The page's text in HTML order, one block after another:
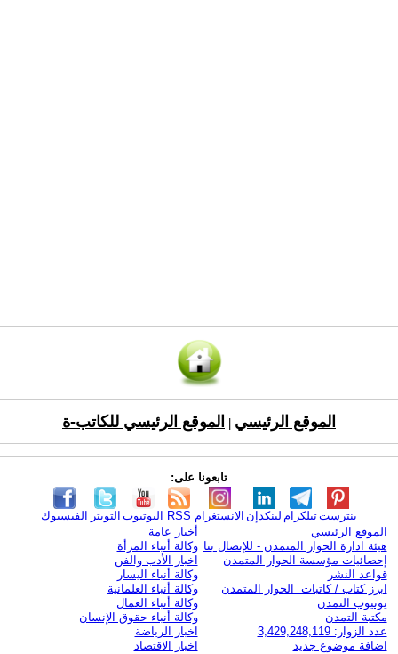
الموقع الرئيسي الموقع الرئيسي للكاتب-ة
تابعونا على:
الفيسبوك التويتر اليوتيوب RSS الانستغرام لينكدإن تيلكرامبنترست
الموقع الرئيسي
هيئة ادارة الحوار المتمدن - للإتصال بنا
إحصائيات مؤسسة الحوار المتمدن
قواعد النشر
ابرز كتاب / كاتبات الحوار المتمدن
يوتيوب التمدن
مكتبة التمدن
عدد الزوار: 3,429,248,119
اضافة موضوع جديد
أخبار عامة
وكالة أنباء المرأة
اخبار الأدب والفن
وكالة أنباء اليسار
وكالة أنباء العلمانية
وكالة أنباء العمال
وكالة أنباء حقوق الإنسان
اخبار الرياضة
اخبار الاقتصاد